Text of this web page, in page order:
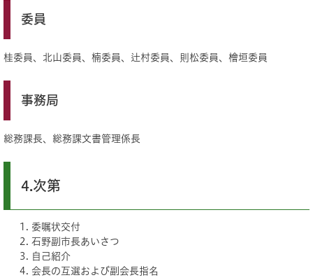
委員
桂委員、北山委員、楠委員、辻村委員、則松委員、檜垣委員
事務局
総務課長、総務課文書管理係長
4.次第
委嘱状交付
石野副市長あいさつ
自己紹介
会長の互選および副会長指名